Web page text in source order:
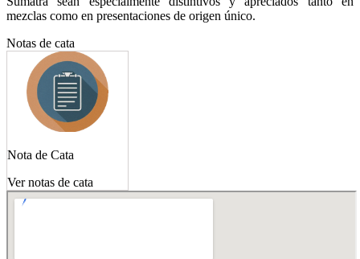
mezclas como en presentaciones de origen único.
Notas de cata
Nota de Cata
Ver notas de cata